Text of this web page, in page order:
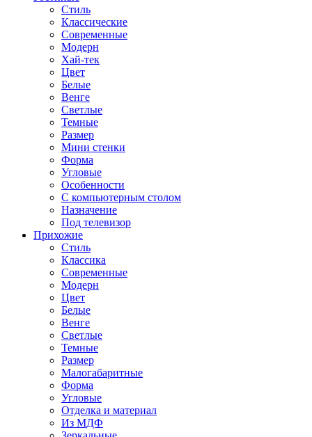
Стиль
Классические
Современные
Модерн
Хай-тек
Цвет
Белые
Венге
Светлые
Темные
Размер
Мини стенки
Форма
Угловые
Особенности
С компьютерным столом
Назначение
Под телевизор
Прихожие
Стиль
Классика
Современные
Модерн
Цвет
Белые
Венге
Светлые
Темные
Размер
Малогабаритные
Форма
Угловые
Отделка и материал
Из МДФ